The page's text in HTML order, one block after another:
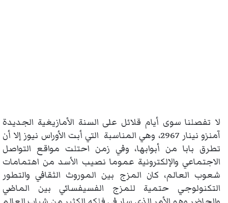
لا تفصلنا سوى أيام قلائل على السنة الأمازيغية الجديدة
آمنزو نينار 2967، وهي المناسبة التي أبت الأوراس نيوز إلا أن
تطرق بابا من أبوابها، وفي زمن احتلت مواقع التواصل
الاجتماعي والإلكترونية عموما نصيب الأسد من اهتمامات
شعوب العالم، كان المزج بين الموروث الثقافي والتطور
التكنولوجي حتمية للمزج الفسيفسائي بين الماضي